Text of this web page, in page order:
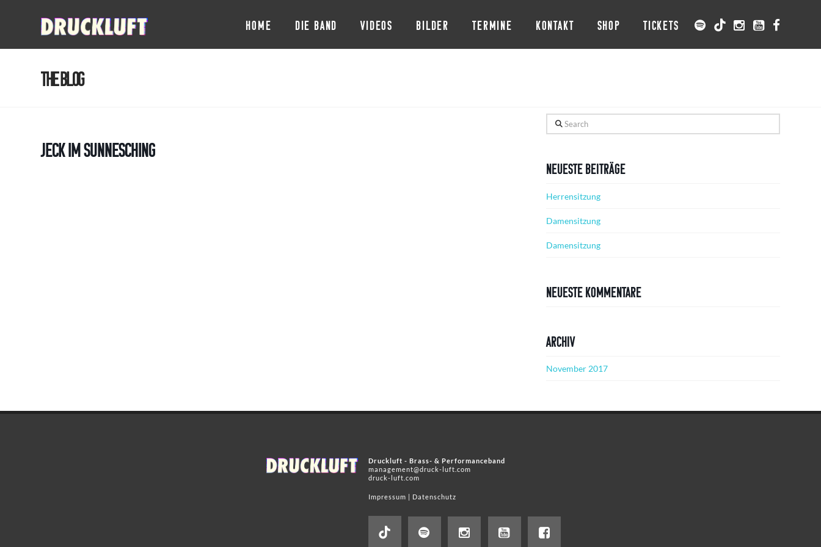
HOME DIE BAND VIDEOS BILDER TERMINE KONTAKT SHOP TICKETS
The Blog
Jeck im Sunnesching
Search
Neueste Beiträge
Herrensitzung
Damensitzung
Damensitzung
Neueste Kommentare
Archiv
November 2017
Druckluft - Brass- & Performanceband
management@druck-luft.com
druck-luft.com
Impressum | Datenschutz